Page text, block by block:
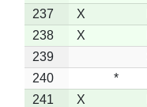
237
X
238
X
239
240
*
241
X